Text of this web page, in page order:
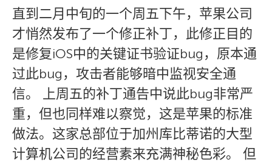
直到二月中旬的一个周五下午，苹果公司
才悄然发布了一个修正补丁，此修正目的
是修复iOS中的关键证书验证bug，原本通
过此bug，攻击者能够暗中监视安全通
信。 上周五的补丁通告中说此bug非常严
重，但也同样难以察觉，这是苹果的标准
做法。这家总部位于加州库比蒂诺的大型
计算机公司的经营素来充满神秘色彩。 但